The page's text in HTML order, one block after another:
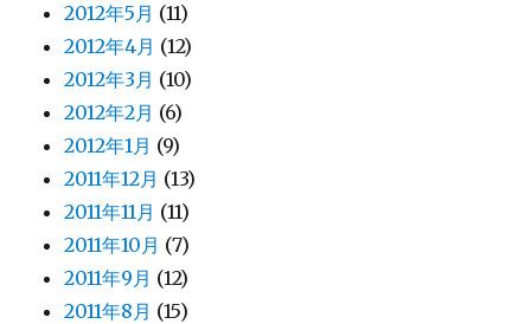
2012年5月 (11)
2012年4月 (12)
2012年3月 (10)
2012年2月 (6)
2012年1月 (9)
2011年12月 (13)
2011年11月 (11)
2011年10月 (7)
2011年9月 (12)
2011年8月 (15)